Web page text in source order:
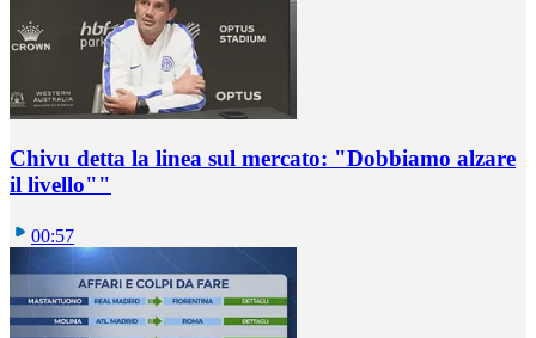
Chivu detta la linea sul mercato: "Dobbiamo alzare
il livello""
00:57